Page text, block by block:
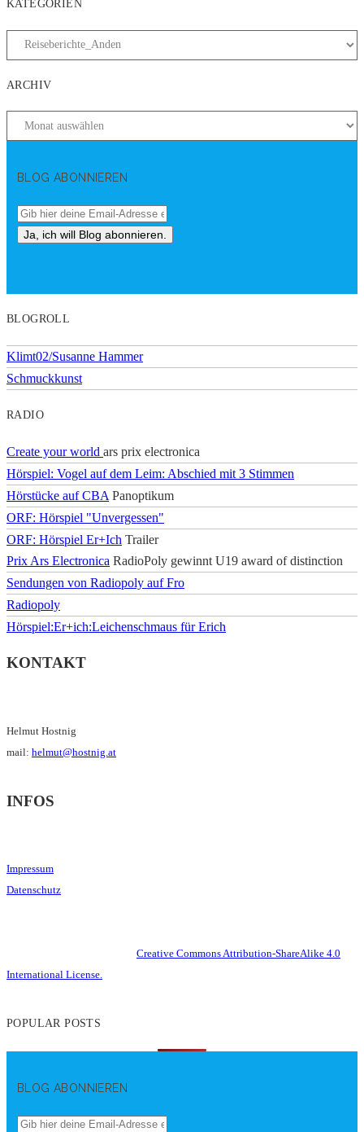
KATEGORIEN
ARCHIV
BLOG ABONNIEREN
BLOGROLL
Klimt02/Susanne Hammer
Schmuckkunst
RADIO
Create your world ars prix electronica
Hörspiel: Vogel auf dem Leim: Abschied mit 3 Stimmen
Hörstücke auf CBA Panoptikum
ORF: Hörspiel "Unvergessen"
ORF: Hörspiel Er+Ich Trailer
Prix Ars Electronica RadioPoly gewinnt U19 award of distinction
Sendungen von Radiopoly auf Fro
Radiopoly
Hörspiel:Er+ich:Leichenschmaus für Erich
KONTAKT
Helmut Hostnig
mail: helmut@hostnig.at
INFOS
Impressum
Datenschutz
Creative Commons Attribution-ShareAlike 4.0
International License.
POPULAR POSTS
BLOG ABONNIEREN